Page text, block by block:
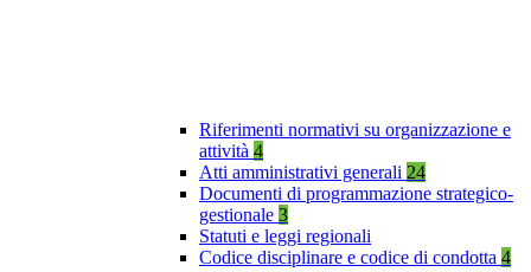
Riferimenti normativi su organizzazione e
attività 4
Atti amministrativi generali 24
Documenti di programmazione strategico-
gestionale 3
Statuti e leggi regionali
Codice disciplinare e codice di condotta 4